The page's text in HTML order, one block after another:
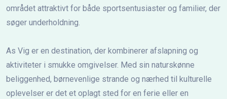
området attraktivt for både sportsentusiaster og familier, der
søger underholdning.
As Vig er en destination, der kombinerer afslapning og
aktiviteter i smukke omgivelser. Med sin naturskønne
beliggenhed, børnevenlige strande og nærhed til kulturelle
oplevelser er det et oplagt sted for en ferie eller en